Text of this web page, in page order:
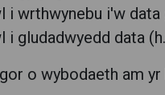
i wrthwynebu i'w
i gludadwyedd data
o wybodaeth am